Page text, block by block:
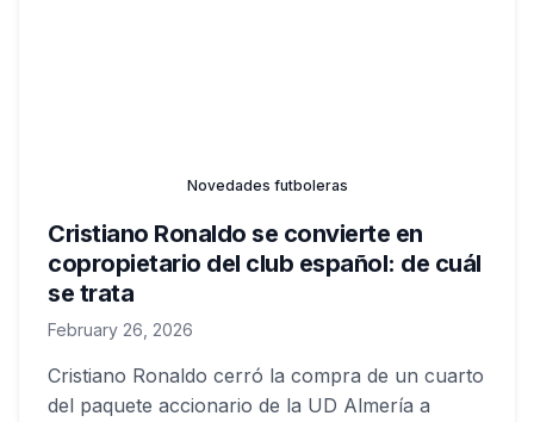
Novedades futboleras
Cristiano Ronaldo se convierte en
copropietario del club español: de cuál
se trata
February 26, 2026
Cristiano Ronaldo cerró la compra de un cuarto
del paquete accionario de la UD Almería a